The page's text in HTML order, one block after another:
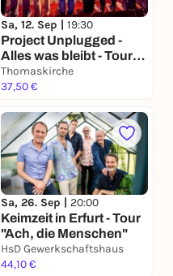
Sa, 12. Sep | 19:30
Project Unplugged -
Alles was bleibt - Tour
2026
Thomaskirche
37,50 €
Sa, 26. Sep | 20:00
Keimzeit in Erfurt - Tour
"Ach, die Menschen"
HsD Gewerkschaftshaus
44,10 €